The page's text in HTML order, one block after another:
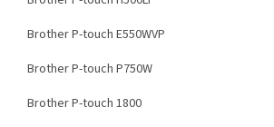
Brother P-touch E550WVP
Brother P-touch P750W
Brother P-touch 1800